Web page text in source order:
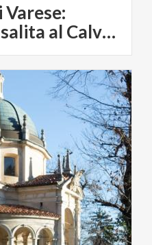
Cappella 9 - La salita al Calvario